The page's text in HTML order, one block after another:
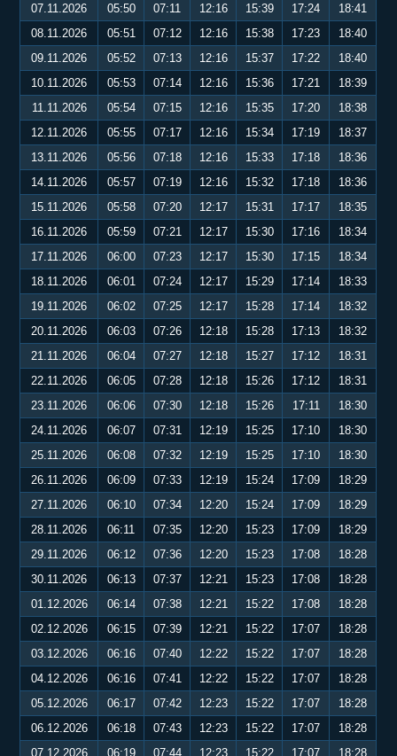
07.11.2026
05:50 07:11 12:16 15:39 17:24
18:41
08.11.2026
05:51 07:12 12:16 15:38 17:23
18:40
09.11.2026
05:52 07:13 12:16 15:37 17:22
18:40
10.11.2026
05:53 07:14 12:16 15:36 17:21
18:39
11.11.2026
05:54 07:15 12:16 15:35 17:20
18:38
12.11.2026
05:55 07:17 12:16 15:34 17:19
18:37
13.11.2026
05:56 07:18 12:16 15:33 17:18
18:36
14.11.2026
05:57 07:19 12:16 15:32 17:18
18:36
15.11.2026
05:58 07:20 12:17 15:31 17:17
18:35
16.11.2026
05:59 07:21 12:17 15:30 17:16
18:34
17.11.2026
06:00 07:23 12:17 15:30 17:15
18:34
18.11.2026
06:01 07:24 12:17 15:29 17:14
18:33
19.11.2026
06:02 07:25 12:17 15:28 17:14
18:32
20.11.2026
06:03 07:26 12:18 15:28 17:13
18:32
21.11.2026
06:04 07:27 12:18 15:27 17:12
18:31
22.11.2026
06:05 07:28 12:18 15:26 17:12
18:31
23.11.2026
06:06 07:30 12:18 15:26 17:11
18:30
24.11.2026
06:07 07:31 12:19 15:25 17:10
18:30
25.11.2026
06:08 07:32 12:19 15:25 17:10
18:30
26.11.2026
06:09 07:33 12:19 15:24 17:09
18:29
27.11.2026
06:10 07:34 12:20 15:24 17:09
18:29
28.11.2026
06:11 07:35 12:20 15:23 17:09
18:29
29.11.2026
06:12 07:36 12:20 15:23 17:08
18:28
30.11.2026
06:13 07:37 12:21 15:23 17:08
18:28
01.12.2026
06:14 07:38 12:21 15:22 17:08
18:28
02.12.2026
06:15 07:39 12:21 15:22 17:07
18:28
03.12.2026
06:16 07:40 12:22 15:22 17:07
18:28
04.12.2026
06:16 07:41 12:22 15:22 17:07
18:28
05.12.2026
06:17 07:42 12:23 15:22 17:07
18:28
06.12.2026
06:18 07:43 12:23 15:22 17:07
18:28
07.12.2026
06:19 07:44 12:23 15:22 17:07 18:28